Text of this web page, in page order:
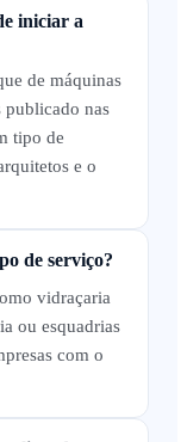
iniciar a
de máquinas
nas
tipo de
e o
de serviço?
vidraçaria
ou esquadrias
com o